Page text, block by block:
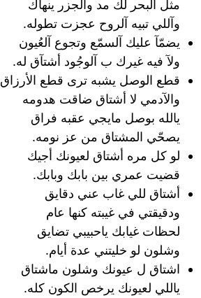
مثل البحر لك مد والجزر ينهآك
وآللي تبيه آلروح عجزت تطوله.
يضمّآ عليك آلسمّع وتجوع آلعُيون
ولآ فيه غيرك ب آلوجُود أشتآق له.
قطع الوصل يشبه ترى قطع الأرزاق
والآدمي لا أشتاق ضاقت هدومه
يالله بوصل مايجي عقبه فراق
يصحّي المشتاق من عز نومه.
لو كل مره أشتاق لعيونك أجيك
قضيت عمري بين بابك وبابك.
أشتاق للي غاب عني دقايق
ودقيقتي في غيبته كنها عام
لحظات غيابك ياحبيبي تضايق
وشلون لو خليتني عدة أيام.
اشتاق ل عيونك وشلون ماشتاق
ياللي لعيونك يرخص الكون كله.